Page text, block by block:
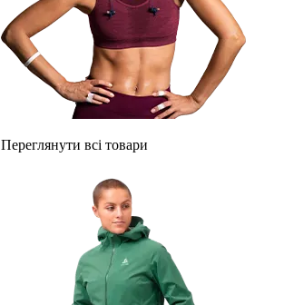
Переглянути всі товари